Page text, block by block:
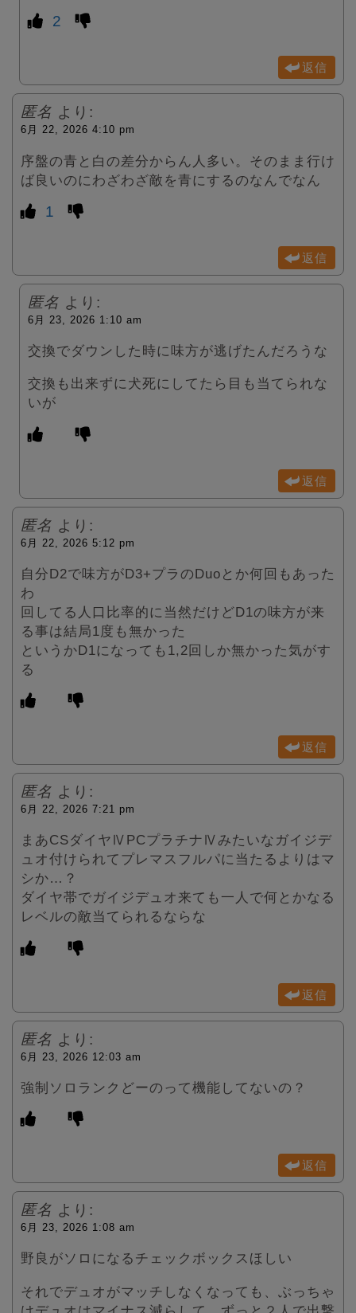
2
返信
匿名 より:
6月 22, 2026 4:10 pm
序盤の青と白の差分からん人多い。そのまま行け
ば良いのにわざわざ敵を青にするのなんでなん
1
返信
匿名 より:
6月 23, 2026 1:10 am
交換でダウンした時に味方が逃げたんだろうな
交換も出来ずに犬死にしてたら目も当てられな
いが
返信
匿名 より:
6月 22, 2026 5:12 pm
自分D2で味方がD3+プラのDuoとか何回もあった
わ
回してる人口比率的に当然だけどD1の味方が来
る事は結局1度も無かった
というかD1になっても1,2回しか無かった気がす
る
返信
匿名 より:
6月 22, 2026 7:21 pm
まあCSダイヤⅣPCプラチナⅣみたいなガイジデ
ュオ付けられてプレマスフルパに当たるよりはマ
シか…？
ダイヤ帯でガイジデュオ来ても一人で何とかなる
レベルの敵当てられるならな
返信
匿名 より:
6月 23, 2026 12:03 am
強制ソロランクどーのって機能してないの？
返信
匿名 より:
6月 23, 2026 1:08 am
野良がソロになるチェックボックスほしい
それでデュオがマッチしなくなっても、ぶっちゃ